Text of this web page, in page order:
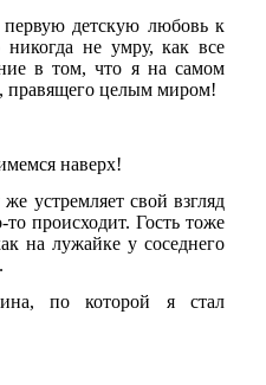
детскую любовь к
не умру, как все
в том, что я на самом
целым миром!
наверх!
устремляет свой взгляд
происходит. Гость тоже
на лужайке у соседнего
по которой я стал